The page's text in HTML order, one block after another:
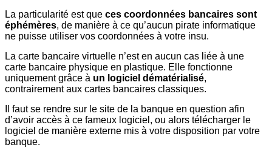
La particularité est que ces coordonnées bancaires sont
éphémères, de manière à ce qu’aucun pirate informatique
ne puisse utiliser vos coordonnées à votre insu.
La carte bancaire virtuelle n’est en aucun cas liée à une
carte bancaire physique en plastique. Elle fonctionne
uniquement grâce à un logiciel dématérialisé,
contrairement aux cartes bancaires classiques.
Il faut se rendre sur le site de la banque en question afin
d’avoir accès à ce fameux logiciel, ou alors télécharger le
logiciel de manière externe mis à votre disposition par votre
banque.